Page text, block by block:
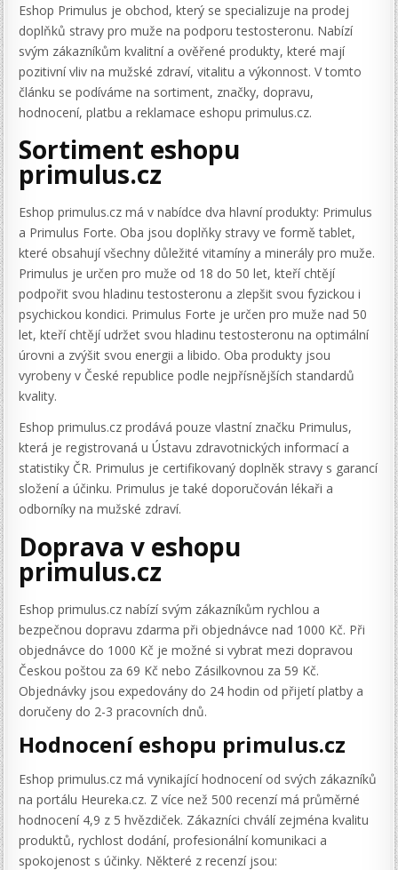
Eshop Primulus je obchod, který se specializuje na prodej
doplňků stravy pro muže na podporu testosteronu. Nabízí
svým zákazníkům kvalitní a ověřené produkty, které mají
pozitivní vliv na mužské zdraví, vitalitu a výkonnost. V tomto
článku se podíváme na sortiment, značky, dopravu,
hodnocení, platbu a reklamace eshopu primulus.cz.
Sortiment eshopu
primulus.cz
Eshop primulus.cz má v nabídce dva hlavní produkty: Primulus
a Primulus Forte. Oba jsou doplňky stravy ve formě tablet,
které obsahují všechny důležité vitamíny a minerály pro muže.
Primulus je určen pro muže od 18 do 50 let, kteří chtějí
podpořit svou hladinu testosteronu a zlepšit svou fyzickou i
psychickou kondici. Primulus Forte je určen pro muže nad 50
let, kteří chtějí udržet svou hladinu testosteronu na optimální
úrovni a zvýšit svou energii a libido. Oba produkty jsou
vyrobeny v České republice podle nejpřísnějších standardů
kvality.
Eshop primulus.cz prodává pouze vlastní značku Primulus,
která je registrovaná u Ústavu zdravotnických informací a
statistiky ČR. Primulus je certifikovaný doplněk stravy s garancí
složení a účinku. Primulus je také doporučován lékaři a
odborníky na mužské zdraví.
Doprava v eshopu
primulus.cz
Eshop primulus.cz nabízí svým zákazníkům rychlou a
bezpečnou dopravu zdarma při objednávce nad 1000 Kč. Při
objednávce do 1000 Kč je možné si vybrat mezi dopravou
Českou poštou za 69 Kč nebo Zásilkovnou za 59 Kč.
Objednávky jsou expedovány do 24 hodin od přijetí platby a
doručeny do 2-3 pracovních dnů.
Hodnocení eshopu primulus.cz
Eshop primulus.cz má vynikající hodnocení od svých zákazníků
na portálu Heureka.cz. Z více než 500 recenzí má průměrné
hodnocení 4,9 z 5 hvězdiček. Zákazníci chválí zejména kvalitu
produktů, rychlost dodání, profesionální komunikaci a
spokojenost s účinky. Některé z recenzí jsou: